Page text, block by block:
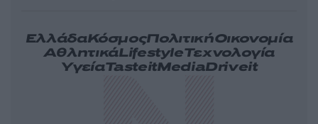
ΕλλάδαΚόσμοςΠολιτικήΟικονομία
ΑθλητικάLifestyleΤεχνολογία
ΥγείαTasteitMediaDriveit